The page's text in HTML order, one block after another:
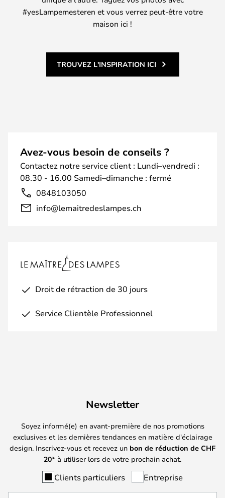
#yesLampemesteren et vous verrez peut-être votre
maison ici !
TROUVEZ L'INSPIRATION ICI
Avez-vous besoin de conseils ?
Contactez notre service client : Lundi–vendredi :
08.30 - 16.00 Samedi–dimanche : fermé
0848103050
info@lemaitredeslampes.ch
Droit de rétraction de 30 jours
Service Clientèle Professionnel
Newsletter
Soyez informé(e) en avant-première de nos promotions
exclusives et les dernières tendances en matière d'éclairage
design. Inscrivez-vous et recevez un bon de réduction de CHF
20* à utiliser lors de votre prochain achat.
Clients particuliers Entreprise